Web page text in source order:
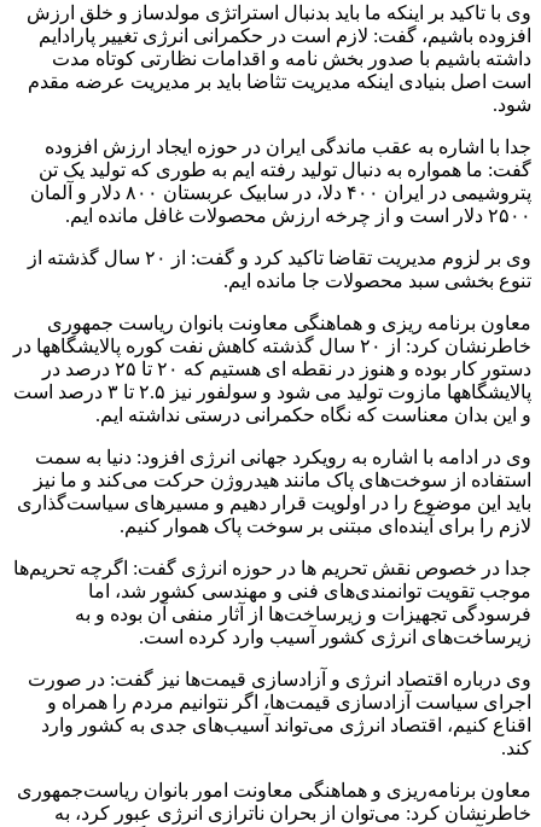
وی با تاکید بر اینکه ما باید بدنبال استراتژی مولدساز و خلق ارزش
افزوده باشیم، گفت: لازم است در حکمرانی انرژی تغییر پارادایم
داشته باشیم با صدور بخش نامه و اقدامات نظارتی کوتاه مدت
است اصل بنیادی اینکه مدیریت تثاضا باید بر مدیریت عرضه مقدم
شود.
جدا با اشاره به عقب ماندگی ایران در حوزه ایجاد ارزش افزوده
گفت: ما همواره به دنبال تولید رفته ایم به طوری که تولید یک تن
پتروشیمی در ایران ۴۰۰ دلا، در سابیک عربستان ۸۰۰ دلار و آلمان
۲۵۰۰ دلار است و از چرخه ارزش محصولات غافل مانده ایم.
وی بر لزوم مدیریت تقاضا تاکید کرد و گفت: از ۲۰ سال گذشته از
تنوع بخشی سبد محصولات جا مانده ایم.
معاون برنامه ریزی و هماهنگی معاونت بانوان ریاست جمهوری
خاطرنشان کرد: از ۲۰ سال گذشته کاهش نفت کوره پالایشگاهها در
دستور کار بوده و هنوز در نقطه ای هستیم که ۲۰ تا ۲۵ درصد در
پالایشگاهها مازوت تولید می شود و سولفور نیز ۲.۵ تا ۳ درصد است
و این بدان معناست که نگاه حکمرانی درستی نداشته ایم.
وی در ادامه با اشاره به رویکرد جهانی انرژی افزود: دنیا به سمت
استفاده از سوخت‌های پاک مانند هیدروژن حرکت می‌کند و ما نیز
باید این موضوع را در اولویت قرار دهیم و مسیرهای سیاست‌گذاری
لازم را برای آینده‌ای مبتنی بر سوخت پاک هموار کنیم.
جدا در خصوص نقش تحریم‌ ها در حوزه انرژی گفت: اگرچه تحریم‌ها
موجب تقویت توانمندی‌های فنی و مهندسی کشور شد، اما
فرسودگی تجهیزات و زیرساخت‌ها از آثار منفی آن بوده و به
زیرساخت‌های انرژی کشور آسیب وارد کرده است.
وی درباره اقتصاد انرژی و آزادسازی قیمت‌ها نیز گفت: در صورت
اجرای سیاست آزادسازی قیمت‌ها، اگر نتوانیم مردم را همراه و
اقناع کنیم، اقتصاد انرژی می‌تواند آسیب‌های جدی به کشور وارد
کند.
معاون برنامه‌ریزی و هماهنگی معاونت امور بانوان ریاست‌جمهوری
خاطرنشان کرد: می‌توان از بحران ناترازی انرژی عبور کرد، به